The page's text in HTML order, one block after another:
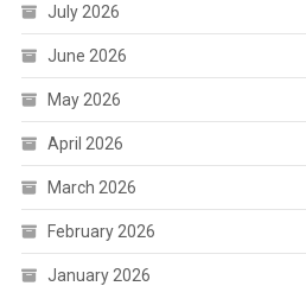
July 2026
June 2026
May 2026
April 2026
March 2026
February 2026
January 2026